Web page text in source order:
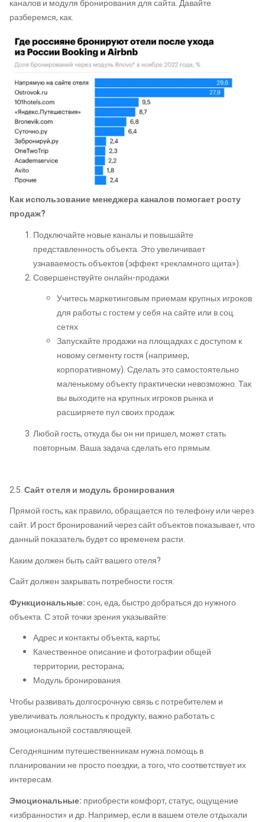
каналов и модуля бронирования для сайта. Давайте
разберемся, как.
Как использование менеджера каналов помогает росту
продаж?
Подключайте новые каналы и повышайте
представленность объекта. Это увеличивает
узнаваемость объектов (эффект «рекламного щита»).
Совершенствуйте онлайн-продажи
Учитесь маркетинговым приемам крупных игроков
для работы с гостем у себя на сайте или в соц.
сетях
Запускайте продажи на площадках с доступом к
новому сегменту гостя (например,
корпоративному). Сделать это самостоятельно
маленькому объекту практически невозможно. Так
вы выходите на крупных игроков рынка и
расширяете пул своих продаж.
Любой гость, откуда бы он ни пришел, может стать
повторным. Ваша задача сделать его прямым.
2.5.Сайт отеля и модуль бронирования
Прямой гость, как правило, обращается по телефону или через
сайт. И рост бронирований через сайт объектов показывает, что
данный показатель будет со временем расти.
Каким должен быть сайт вашего отеля?
Сайт должен закрывать потребности гостя:
Функциональные:сон, еда, быстро добраться до нужного
объекта. С этой точки зрения указывайте:
Адрес и контакты объекта, карты;
Качественное описание и фотографии общей
территории, ресторана;
Модуль бронирования.
Чтобы развивать долгосрочную связь с потребителем и
увеличивать лояльность к продукту, важно работать с
эмоциональной составляющей.
Сегодняшним путешественникам нужна помощь в
планировании не просто поездки, а того, что соответствует их
интересам.
Эмоциональные: приобрести комфорт, статус, ощущение
«избранности» и др. Например, если в вашем отеле отдыхали